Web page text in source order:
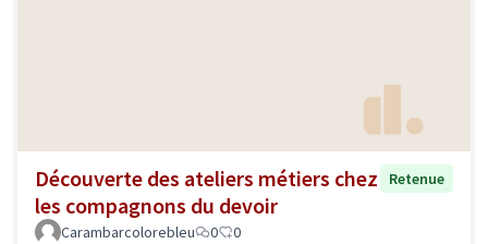
Découverte des ateliers métiers chez
les compagnons du devoir
Retenue
Carambarcolorebleu 0 0